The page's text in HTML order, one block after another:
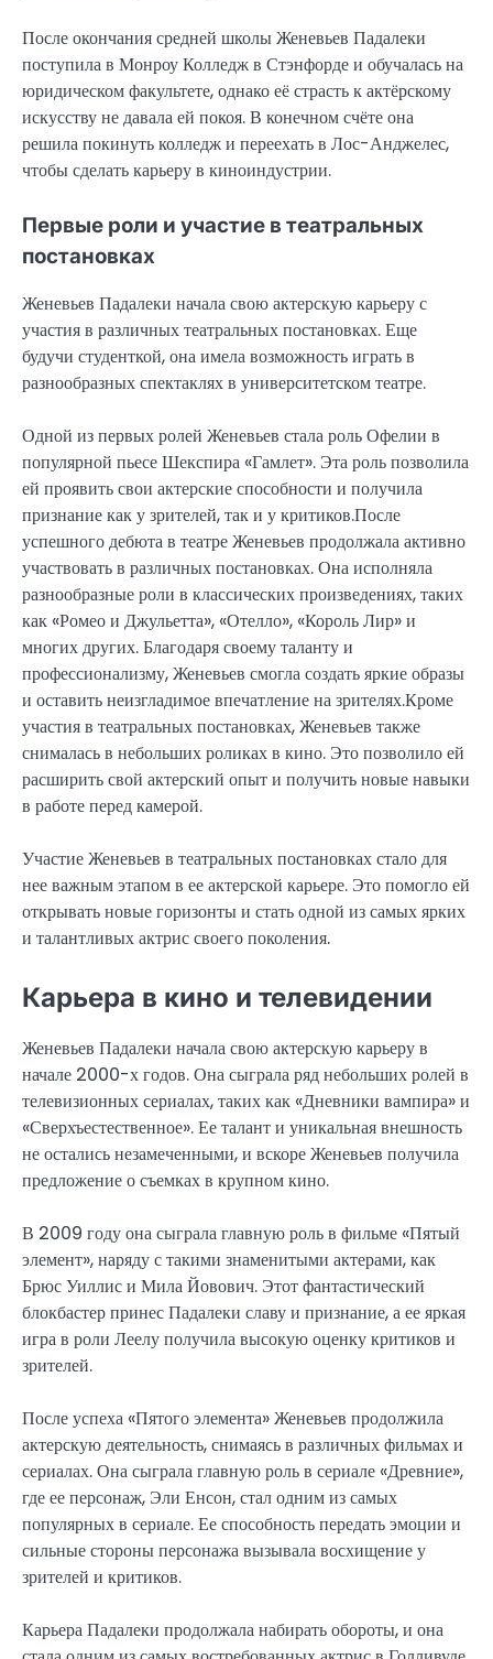
После окончания средней школы Женевьев Падалеки
поступила в Монроу Колледж в Стэнфорде и обучалась на
юридическом факультете, однако её страсть к актёрскому
искусству не давала ей покоя. В конечном счёте она
решила покинуть колледж и переехать в Лос-Анджелес,
чтобы сделать карьеру в киноиндустрии.
Первые роли и участие в театральных
постановках
Женевьев Падалеки начала свою актерскую карьеру с
участия в различных театральных постановках. Еще
будучи студенткой, она имела возможность играть в
разнообразных спектаклях в университетском театре.
Одной из первых ролей Женевьев стала роль Офелии в
популярной пьесе Шекспира «Гамлет». Эта роль позволила
ей проявить свои актерские способности и получила
признание как у зрителей, так и у критиков.После
успешного дебюта в театре Женевьев продолжала активно
участвовать в различных постановках. Она исполняла
разнообразные роли в классических произведениях, таких
как «Ромео и Джульетта», «Отелло», «Король Лир» и
многих других. Благодаря своему таланту и
профессионализму, Женевьев смогла создать яркие образы
и оставить неизгладимое впечатление на зрителях.Кроме
участия в театральных постановках, Женевьев также
снималась в небольших роликах в кино. Это позволило ей
расширить свой актерский опыт и получить новые навыки
в работе перед камерой.
Участие Женевьев в театральных постановках стало для
нее важным этапом в ее актерской карьере. Это помогло ей
открывать новые горизонты и стать одной из самых ярких
и талантливых актрис своего поколения.
Карьера в кино и телевидении
Женевьев Падалеки начала свою актерскую карьеру в
начале 2000-х годов. Она сыграла ряд небольших ролей в
телевизионных сериалах, таких как «Дневники вампира» и
«Сверхъестественное». Ее талант и уникальная внешность
не остались незамеченными, и вскоре Женевьев получила
предложение о съемках в крупном кино.
В 2009 году она сыграла главную роль в фильме «Пятый
элемент», наряду с такими знаменитыми актерами, как
Брюс Уиллис и Мила Йовович. Этот фантастический
блокбастер принес Падалеки славу и признание, а ее яркая
игра в роли Леелу получила высокую оценку критиков и
зрителей.
После успеха «Пятого элемента» Женевьев продолжила
актерскую деятельность, снимаясь в различных фильмах и
сериалах. Она сыграла главную роль в сериале «Древние»,
где ее персонаж, Эли Енсон, стал одним из самых
популярных в сериале. Ее способность передать эмоции и
сильные стороны персонажа вызывала восхищение у
зрителей и критиков.
Карьера Падалеки продолжала набирать обороты, и она